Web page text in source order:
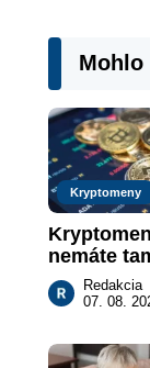
Kryptomeny
nemáte
myslíte:
sa naozaj
Redakcia
07. 08.